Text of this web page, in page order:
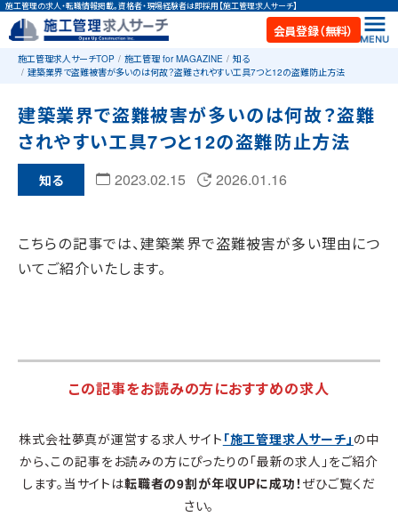
施工管理の求人・転職情報掲載。資格者・現場経験者は即採用【施工管理求人サーチ】
会員登録（無料）
施工管理求人サーチTOP 施工管理 for MAGAZINE
知る
建築業界で盗難被害が多いのは何故？盗難されやすい工具7つと12の盗難防止方法
建築業界で盗難被害が多いのは何故？盗難
されやすい工具7つと12の盗難防止方法
知る 2023.02.15 2026.01.16
こちらの記事では、建築業界で盗難被害が多い理由につ
いてご紹介いたします。
この記事をお読みの方におすすめの求人
株式会社夢真が運営する求人サイト 「施工管理求人サーチ」 の中
から、この記事をお読みの方にぴったりの「最新の求人」をご紹介
します。当サイトは転職者の9割が年収UPに成功！ぜひご覧くだ
さい。